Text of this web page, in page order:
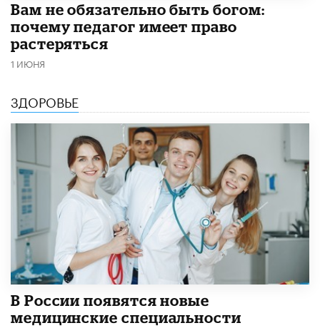
​Вам не обязательно быть богом:
почему педагог имеет право
растеряться
1 ИЮНЯ
ЗДОРОВЬЕ
В России появятся новые
медицинские специальности